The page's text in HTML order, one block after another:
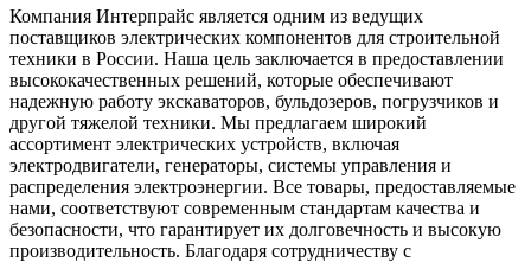
Компания Интерпрайс является одним из ведущих
поставщиков электрических компонентов для строительной
техники в России. Наша цель заключается в предоставлении
высококачественных решений, которые обеспечивают
надежную работу экскаваторов, бульдозеров, погрузчиков и
другой тяжелой техники. Мы предлагаем широкий
ассортимент электрических устройств, включая
электродвигатели, генераторы, системы управления и
распределения электроэнергии. Все товары, предоставляемые
нами, соответствуют современным стандартам качества и
безопасности, что гарантирует их долговечность и высокую
производительность. Благодаря сотрудничеству с